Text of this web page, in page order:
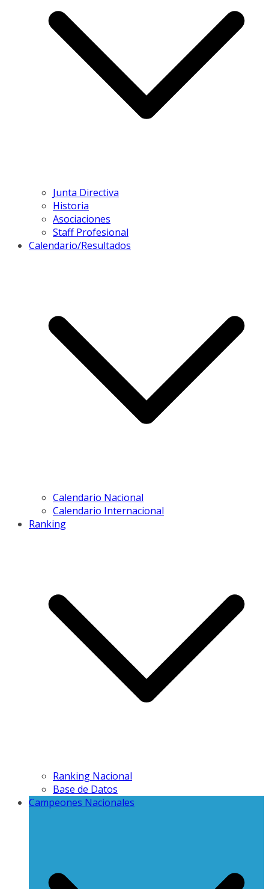
Junta Directiva
Historia
Asociaciones
Staff Profesional
Calendario/Resultados
Calendario Nacional
Calendario Internacional
Ranking
Ranking Nacional
Base de Datos
Campeones Nacionales